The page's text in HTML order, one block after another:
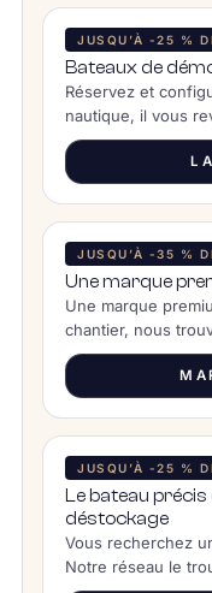
JUSQU’À -25 %
Bateaux de
Réservez et
nautique, il vous
JUSQU’À -35 %
Une marque
Une marque
chantier, nous
JUSQU’À -25 %
Le bateau
déstockage
Vous recherchez
Notre réseau le